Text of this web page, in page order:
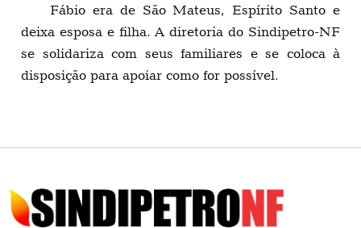
Fábio era de São Mateus, Espírito Santo e
deixa esposa e filha. A diretoria do Sindipetro-NF
se solidariza com seus familiares e se coloca à
disposição para apoiar como for possível.